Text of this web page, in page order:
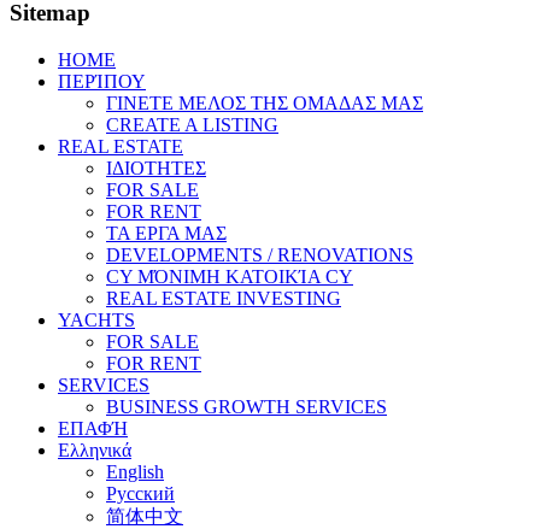
Sitemap
HOME
ΠΕΡΊΠΟΥ
ΓΙΝΕΤΕ ΜΕΛΟΣ ΤΗΣ ΟΜΑΔΑΣ ΜΑΣ
CREATE A LISTING
REAL ESTATE
ΙΔΙΟΤΗΤΕΣ
FOR SALE
FOR RENT
ΤΑ ΕΡΓΑ ΜΑΣ
DEVELOPMENTS / RENOVATIONS
CY ΜΌΝΙΜΗ ΚΑΤΟΙΚΊΑ CY
REAL ESTATE INVESTING
YACHTS
FOR SALE
FOR RENT
SERVICES
BUSINESS GROWTH SERVICES
ΕΠΑΦΉ
Ελληνικά
English
Русский
简体中文